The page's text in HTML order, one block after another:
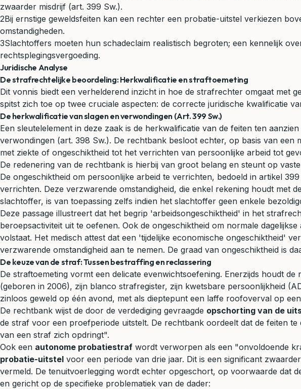
zwaarder misdrijf (art. 399 Sw.).
2Bij ernstige geweldsfeiten kan een rechter een probatie-uitstel verkiezen
omstandigheden.
3Slachtoffers moeten hun schadeclaim realistisch begroten; een kennelijk
rechtsplegingsvergoeding.
Juridische Analyse
De strafrechtelijke beoordeling: Herkwalificatie en straftoemeting
Dit vonnis biedt een verhelderend inzicht in hoe de strafrechter omgaat met
spitst zich toe op twee cruciale aspecten: de correcte juridische kwalificatie
De herkwalificatie van slagen en verwondingen (Art. 399 Sw.)
Een sleutelelement in deze zaak is de herkwalificatie van de feiten ten
verwondingen (art. 398 Sw.). De rechtbank besloot echter, op basis van
met ziekte of ongeschiktheid tot het verrichten van persoonlijke arbeid tot
De redenering van de rechtbank is hierbij van groot belang en steunt op
De ongeschiktheid om persoonlijke arbeid te verrichten, bedoeld in artikel
verrichten. Deze verzwarende omstandigheid, die enkel rekening houdt met
slachtoffer, is van toepassing zelfs indien het slachtoffer geen enkele
Deze passage illustreert dat het begrip 'arbeidsongeschiktheid' in het
beroepsactiviteit uit te oefenen. Ook de ongeschiktheid om normale
volstaat. Het medisch attest dat een 'tijdelijke economische ongeschiktheid'
verzwarende omstandigheid aan te nemen. De graad van ongeschiktheid is
De keuze van de straf: Tussen bestraffing en reclassering
De straftoemeting vormt een delicate evenwichtsoefening. Enerzijds houdt
(geboren in 2006), zijn blanco strafregister, zijn kwetsbare persoonlijkheid
zinloos geweld op één avond, met als dieptepunt een laffe roofoverval op
De rechtbank wijst de door de verdediging gevraagde opschorting van de
de straf voor een proefperiode uitstelt. De rechtbank oordeelt dat de feiten
van een straf zich opdringt".
Ook een autonome probatiestraf wordt verworpen als een "onvoldoende
probatie-uitstel voor een periode van drie jaar. Dit is een significant
vermeld. De tenuitvoerlegging wordt echter opgeschort, op voorwaarde dat
en gericht op de specifieke problematiek van de dader: